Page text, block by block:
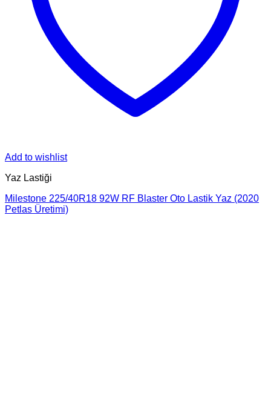
Add to wishlist
Yaz Lastiği
Milestone 225/40R18 92W RF Blaster Oto Lastik Yaz (2020
Petlas Üretimi)